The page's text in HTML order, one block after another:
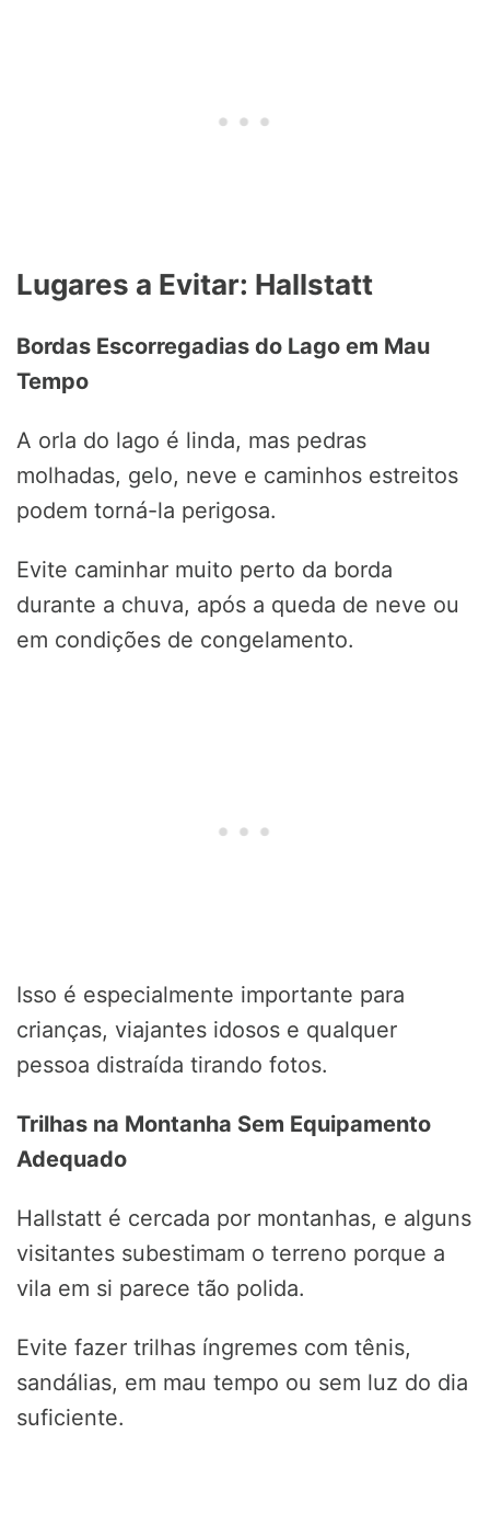
Lugares a Evitar: Hallstatt
Bordas Escorregadias do Lago em Mau
Tempo
A orla do lago é linda, mas pedras
molhadas, gelo, neve e caminhos estreitos
podem torná-la perigosa.
Evite caminhar muito perto da borda
durante a chuva, após a queda de neve ou
em condições de congelamento.
Isso é especialmente importante para
crianças, viajantes idosos e qualquer
pessoa distraída tirando fotos.
Trilhas na Montanha Sem Equipamento
Adequado
Hallstatt é cercada por montanhas, e alguns
visitantes subestimam o terreno porque a
vila em si parece tão polida.
Evite fazer trilhas íngremes com tênis,
sandálias, em mau tempo ou sem luz do dia
suficiente.